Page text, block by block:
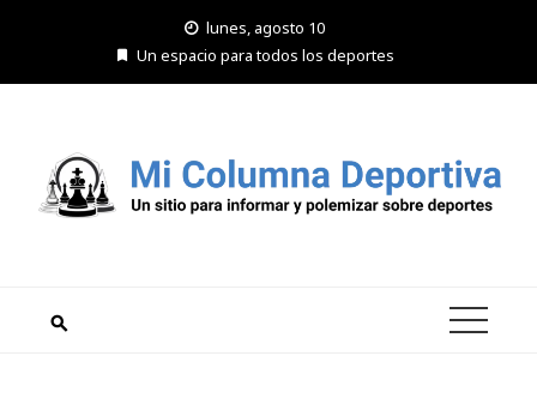
lunes, agosto 10
Un espacio para todos los deportes